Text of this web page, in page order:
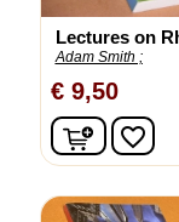
Lectures on
Adam Smith ;
€ 9,50
Infavorite_border